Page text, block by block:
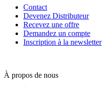
Contact
Devenez Distributeur
Recevez une offre
Demandez un compte
Inscription à la newsletter
À propos de nous